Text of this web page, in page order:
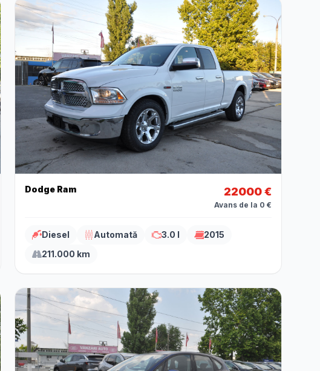
Dodge Ram 22000 €
Avans de la 0 €
Diesel Automată 3.0 l
2015
211.000 km